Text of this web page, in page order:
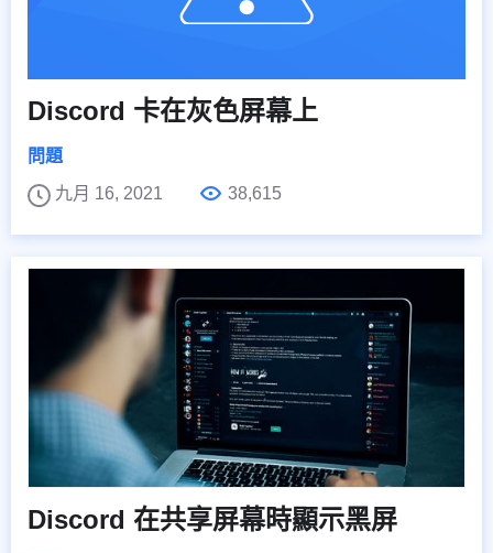
Discord 卡在灰色屏幕上
問題
九月 16, 2021
38,615
Discord 在共享屏幕時顯示黑屏